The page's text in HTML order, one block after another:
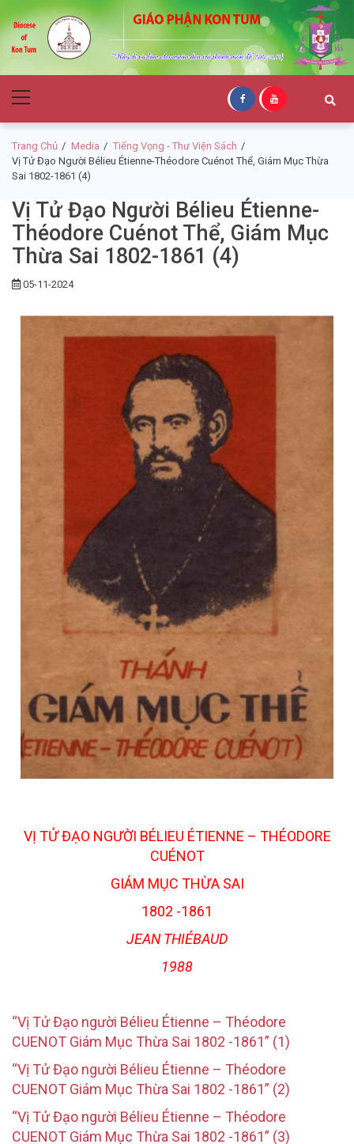
to
navigation
to
content
Giáo Phận Kon
Tum
Menu
Trang Chủ Media
Tiếng Vọng - Thư Viện Sách
Vị Tử Đạo Người Bélieu Étienne-Théodore Cuénot Thể, Giám Mục Thừa
Sai 1802-1861 (4)
Vị Tử Đạo Người Bélieu Étienne-
Théodore Cuénot Thể, Giám Mục
Thừa Sai 1802-1861 (4)
05-11-2024
VỊ TỬ ĐẠO NGƯỜI BÉLIEU ÉTIENNE – THÉODORE
CUÉNOT
GIÁM MỤC THỪA SAI
1802 -1861
JEAN THIÉBAUD
1988
“Vị Tử Đạo người Bélieu Étienne – Théodore
CUENOT Giám Mục Thừa Sai 1802 -1861” (1)
“Vị Tử Đạo người Bélieu Étienne – Théodore
CUENOT Giám Mục Thừa Sai 1802 -1861” (2)
“Vị Tử Đạo người Bélieu Étienne – Théodore
CUENOT Giám Mục Thừa Sai 1802 -1861” (3)